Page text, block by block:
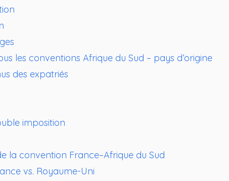
les conventions Afrique du Sud – pays d’origine
des expatriés
imposition
la convention France–Afrique du Sud
vs. Royaume-Uni